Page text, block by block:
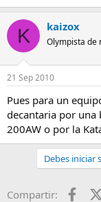
K kaizox
Olympista de
21 Sep 2010
Pues para un
decantaria por una
200AW o por la
Debes iniciar
Compartir: